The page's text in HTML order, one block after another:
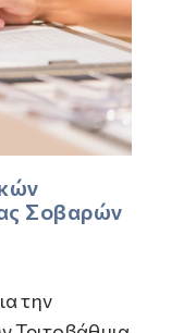
Σοβαρών
την